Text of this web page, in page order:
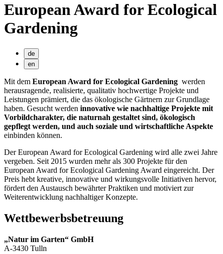
European Award for Ecological
Gardening
de
en
Mit dem European Award for Ecological Gardening werden
herausragende, realisierte, qualitativ hochwertige Projekte und
Leistungen prämiert, die das ökologische Gärtnern zur Grundlage
haben. Gesucht werden innovative wie nachhaltige Projekte mit
Vorbildcharakter, die naturnah gestaltet sind, ökologisch
gepflegt werden, und auch soziale und wirtschaftliche Aspekte
einbinden können.
Der European Award for Ecological Gardening wird alle zwei Jahre
vergeben. Seit 2015 wurden mehr als 300 Projekte für den
European Award for Ecological Gardening Award eingereicht. Der
Preis hebt kreative, innovative und wirkungsvolle Initiativen hervor,
fördert den Austausch bewährter Praktiken und motiviert zur
Weiterentwicklung nachhaltiger Konzepte.
Wettbewerbsbetreuung
„Natur im Garten“ GmbH
A-3430 Tulln